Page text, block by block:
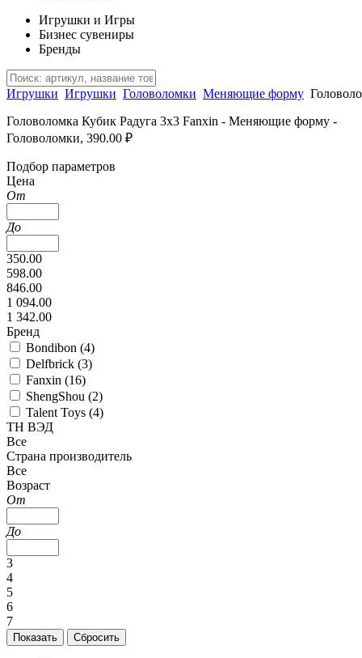
Игрушки и Игры
Бизнес сувениры
Бренды
Игрушки Игрушки Головоломки Меняющие форму
Головоломка Кубик Радуга 3х3 Fanxin - Меняющие форму -
Головоломки, 390.00 ₽
Подбор параметров
Цена
От
До
350.00
598.00
846.00
1 094.00
1 342.00
Бренд
Bondibon (4)
Delfbrick (3)
Fanxin (16)
ShengShou (2)
Talent Toys (4)
ТН ВЭД
Все
Страна производитель
Все
Возраст
От
До
3
4
5
6
7